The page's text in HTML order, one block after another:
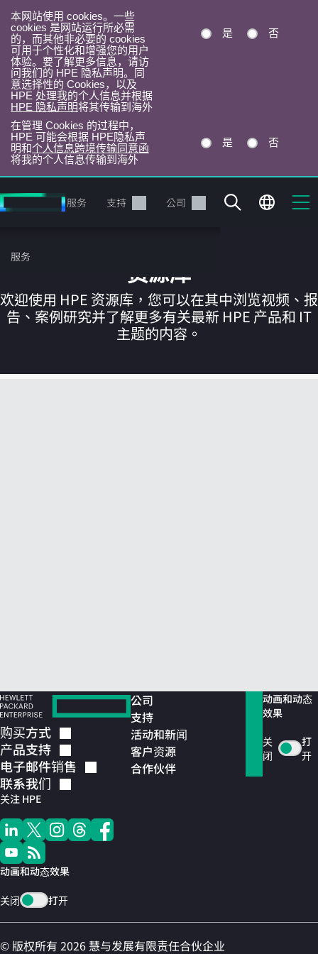
本网站使用 cookies。一些
cookies 是网站运行所必需
的，而其他非必要的 cookies
可用于个性化和增强您的用户
体验。要了解更多信息，请访
问我们的 HPE 隐私声明。同
意选择性的 Cookies，以及
HPE 处理我的个人信息并根据
HPE 隐私声明将其传输到海外
是 否
在管理 Cookies 的过程中，
HPE 可能会根据 HPE隐私声
明和个人信息跨境传输同意函
将我的个人信息传输到海外
是 否
转
到
目
录
服务 支持 公司
服务
您的购物车目前是空的
资源库
欢迎使用 HPE 资源库，您可以在其中浏览视频、报
告、案例研究并了解更多有关最新 HPE 产品和 IT
主题的内容。
购买方式
产品支持
电子邮件销售
联系我们
关注 HPE
动画和动态效果
关闭 打开
公司
支持
活动和新闻
客户资源
合作伙伴
动画和动态
效果
关
闭
打
开
© 版权所有 2026 慧与发展有限责任合伙企业